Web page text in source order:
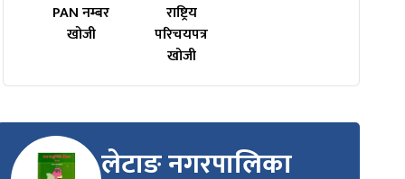
PAN नम्बर
खोजी
राष्ट्रिय
परिचयपत्र
खोजी
लेटाङ नगरपालिका